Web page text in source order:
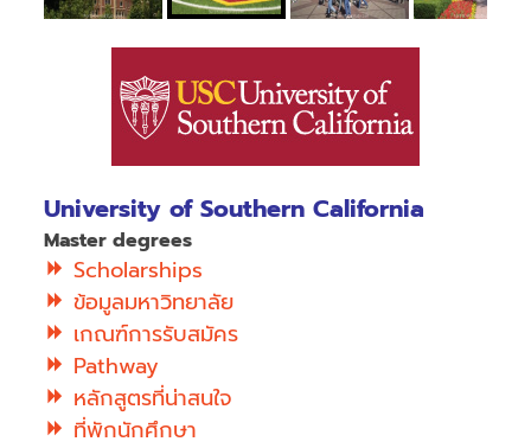
University of Southern California
Master degrees
Scholarships
ข้อมูลมหาวิทยาลัย
เกณฑ์การรับสมัคร
Pathway
หลักสูตรที่น่าสนใจ
ที่พักนักศึกษา